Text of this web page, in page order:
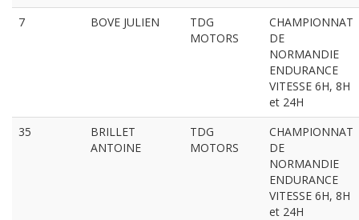
7
BOVE JULIEN
TDG
MOTORS
CHAMPIONNAT
DE
NORMANDIE
ENDURANCE
VITESSE 6H, 8H
et 24H
35
BRILLET
ANTOINE
TDG
MOTORS
CHAMPIONNAT
DE
NORMANDIE
ENDURANCE
VITESSE 6H, 8H
et 24H